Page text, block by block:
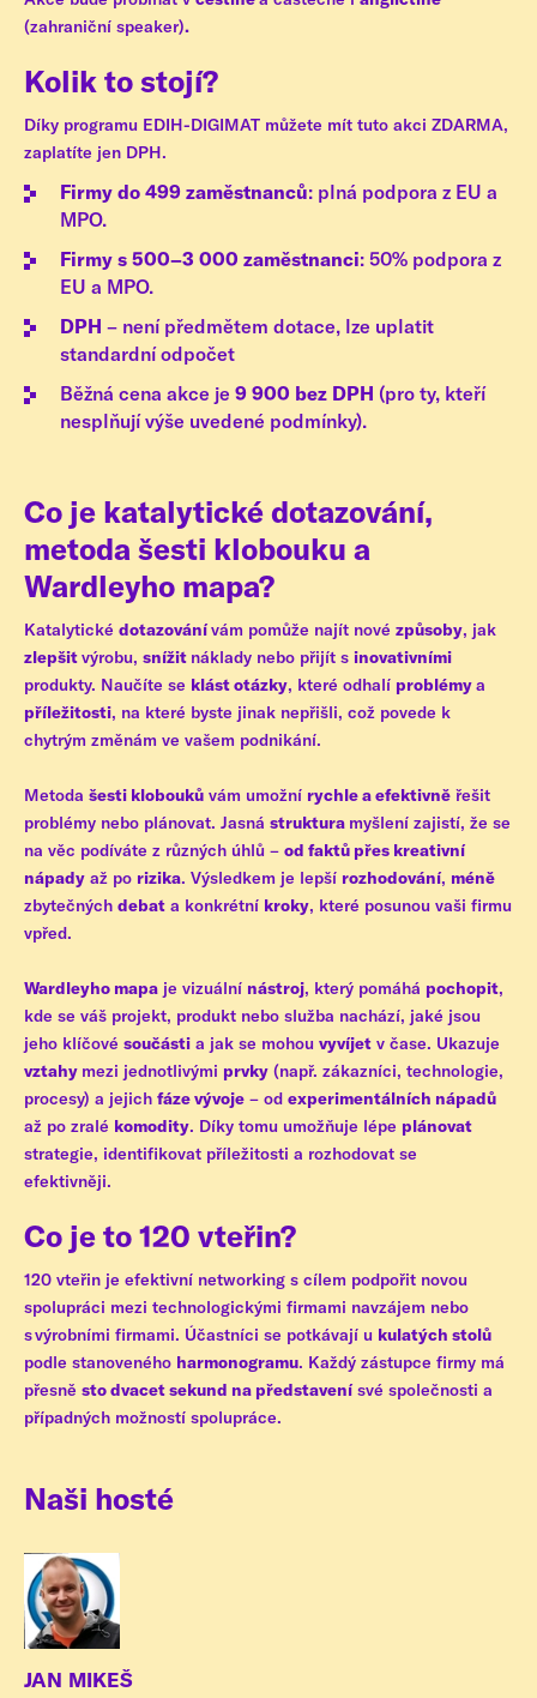
(zahraniční speaker).
Kolik to stojí?
Díky programu EDIH-DIGIMAT můžete mít tuto akci ZDARMA,
zaplatíte jen DPH.
Firmy do 499 zaměstnanců: plná podpora z EU a
MPO.
Firmy s 500–3 000 zaměstnanci: 50% podpora z
EU a MPO.
DPH – není předmětem dotace, lze uplatit
standardní odpočet
Běžná cena akce je 9 900 bez DPH (pro ty, kteří
nesplňují výše uvedené podmínky).
Co je katalytické dotazování,
metoda šesti klobouku a
Wardleyho mapa?
Katalytické dotazovánívám pomůže najít nové způsoby, jak
zlepšitvýrobu, snížit náklady nebo přijít s inovativními
produkty. Naučíte se klást otázky, které odhalí problémya
příležitosti, na které byste jinak nepřišli, což povede k
chytrým změnám ve vašem podnikání.
Metoda šesti klobouků vám umožní rychle a efektivně řešit
problémy nebo plánovat. Jasná struktura myšlení zajistí, že se
na věc podíváte z různých úhlů – od faktů přes kreativní
nápady až po rizika. Výsledkem je lepší rozhodování, méně
zbytečných debat a konkrétní kroky, které posunou vaši firmu
vpřed.
Wardleyho mapa je vizuální nástroj, který pomáhá pochopit,
kde se váš projekt, produkt nebo služba nachází, jaké jsou
jeho klíčové součásti a jak se mohou vyvíjet v čase. Ukazuje
vztahy mezi jednotlivými prvky (např. zákazníci, technologie,
procesy) a jejich fáze vývoje – od experimentálních nápadů
až po zralé komodity. Díky tomu umožňuje lépe plánovat
strategie, identifikovat příležitosti a rozhodovat se
efektivněji.
Co je to 120 vteřin?
120 vteřin je efektivní networking s cílem podpořit novou
spolupráci mezi technologickými firmami navzájem nebo
s výrobními firmami. Účastníci se potkávají u kulatých stolů
podle stanoveného harmonogramu. Každý zástupce firmy má
přesně sto dvacet sekund na představení své společnosti a
případných možností spolupráce.
Naši hosté
JAN MIKEŠ